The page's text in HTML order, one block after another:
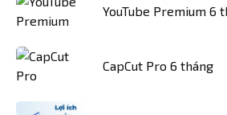
YouTube Premium 6
CapCut Pro 6 tháng